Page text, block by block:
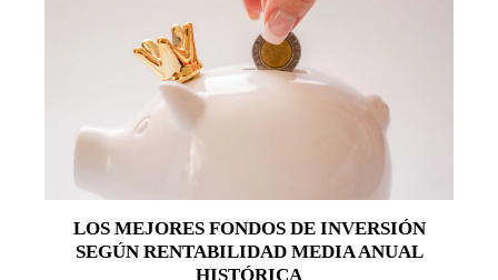
LOS MEJORES FONDOS DE INVERSIÓN
SEGÚN RENTABILIDAD MEDIA ANUAL
HISTÓRICA